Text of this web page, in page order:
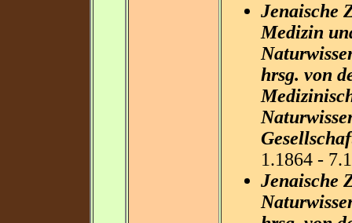
Jenaische
Medizin
hrsg. von
1.1864 -
Jenaische